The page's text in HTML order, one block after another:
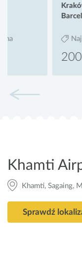
Najniższa cena
200 PLN
Khamti
Khamti, Sagaing,
Sprawdź